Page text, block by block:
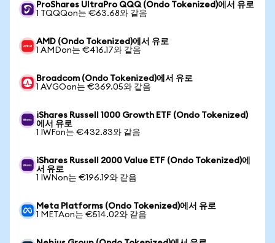
ProShares UltraPro QQQ (Ondo Tokenized)에서 유로
1 TQQQon는 €63.68와 같음
AMD (Ondo Tokenized)에서 유로
1 AMDon는 €416.17와 같음
Broadcom (Ondo Tokenized)에서 유로
1 AVGOon는 €369.05와 같음
iShares Russell 1000 Growth ETF (Ondo Tokenized)
에서 유로
1 IWFon는 €432.83와 같음
iShares Russell 2000 Value ETF (Ondo Tokenized)에
서 유로
1 IWNon는 €196.19와 같음
Meta Platforms (Ondo Tokenized)에서 유로
1 METAon는 €514.02와 같음